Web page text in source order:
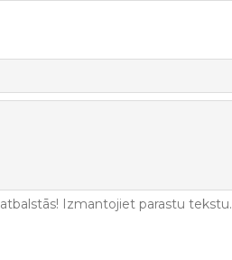
Izmantojiet parastu tekstu.